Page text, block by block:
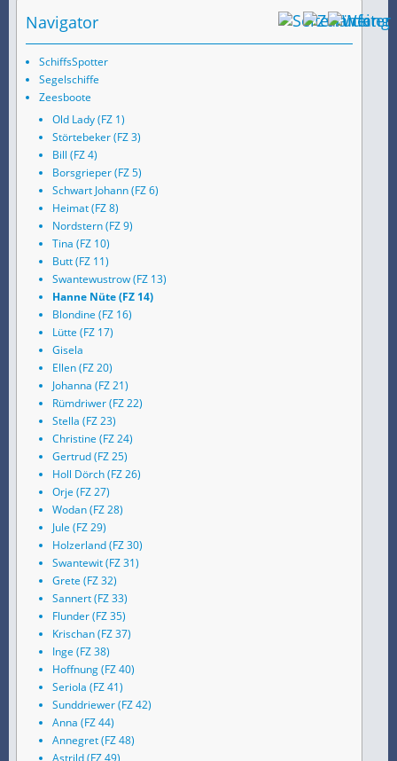
Navigator
SchiffsSpotter
Segelschiffe
Zeesboote
Old Lady (FZ 1)
Störtebeker (FZ 3)
Bill (FZ 4)
Borsgrieper (FZ 5)
Schwart Johann (FZ 6)
Heimat (FZ 8)
Nordstern (FZ 9)
Tina (FZ 10)
Butt (FZ 11)
Swantewustrow (FZ 13)
Hanne Nüte (FZ 14)
Blondine (FZ 16)
Lütte (FZ 17)
Gisela
Ellen (FZ 20)
Johanna (FZ 21)
Rümdriwer (FZ 22)
Stella (FZ 23)
Christine (FZ 24)
Gertrud (FZ 25)
Holl Dörch (FZ 26)
Orje (FZ 27)
Wodan (FZ 28)
Jule (FZ 29)
Holzerland (FZ 30)
Swantewit (FZ 31)
Grete (FZ 32)
Sannert (FZ 33)
Flunder (FZ 35)
Krischan (FZ 37)
Inge (FZ 38)
Hoffnung (FZ 40)
Seriola (FZ 41)
Sunddriewer (FZ 42)
Anna (FZ 44)
Annegret (FZ 48)